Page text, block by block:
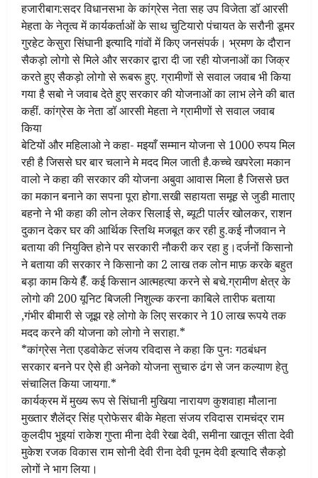
हजारीबाग:सदर विधानसभा के कांग्रेस नेता सह उप विजेता डॉ आरसी
मेहता के नेतृत्व में कार्यकर्ताओं के साथ चुटियारो पंचायत के सरौनी डूमर
गुरहेट केसुरा सिंघानी इत्यादि गांवों में किए जनसंपर्क। भ्रमण के दौरान
सैकड़ो लोगो से मिले और सरकार द्वारा दी जा रही योजनाओं का जिक्र
करते हुए सैकड़ो लोगो से रूबरू हुए. ग्रामीणों से सवाल जवाब भी किया
गया है सबो ने जवाब देते हुए सरकार की योजनाओं का लाभ लेने की बात
कहीं. कांग्रेस के नेता डॉ आरसी मेहता ने ग्रामीणों से सवाल जवाब
किया
बेटियों और महिलाओ ने कहा- मइयाँ सम्मान योजना से 1000 रुपय मिल
रही है जिससे घर बार चलाने मे मदद मिल जाती है.कच्चे खपरेला मकान
वालो ने कहा की सरकार की योजना अबुवा आवास मिला है जिससे छत
का मकान बनाने का सपना पूरा होगा.सखी सहायता समूह से जुडी माताए
बहनो ने भी कहा की लोन लेकर सिलाई से, ब्यूटी पार्लर खोलकर, राशन
दुकान देकर घर की आर्थिक स्तिथि मजबूत कर रही हु.कई नौजवान ने
बताया की नियुक्ति होने पर सरकारी नौकरी कर रहा हु।दर्जनों किसानो
ने बताया की सरकार ने किसानो का 2 लाख तक लोन माफ़ करके बहुत
बड़ा काम किये हैँ. कई किसान आत्महत्या करने से बचे.ग्रामीण क्षेत्र के
लोगो की 200 यूनिट बिजली निशुल्क करना काबिले तारीफ बताया
,गंभीर बीमारी से जूझ रहे लोगो के लिए सरकार ने 10 लाख रूपये तक
मदद करने की योजना को लोगो ने सराहा.*
*कांग्रेस नेता एडवोकेट संजय रविदास ने कहा कि पुनः गठबंधन
सरकार बनने पर ऐसे ही अनेको योजना सुचारु ढंग से जन कल्याण हेतु
संचालित किया जायगा.*
कार्यक्रम में मुख्य रूप से सिंघानी मुखिया नारायण कुशवाहा मौलाना
मुख्तार शैलेंद्र सिंह प्रोफेसर बीके मेहता संजय रविदास रामचंद्र राम
कुलदीप भुइयां राकेश गुप्ता मीना देवी रेखा देवी, समीना खातून सीता देवी
मुकेश रजक विकास राम सोनी देवी रीना देवी पूनम देवी इत्यादि सैकड़ो
लोगों ने भाग लिया।